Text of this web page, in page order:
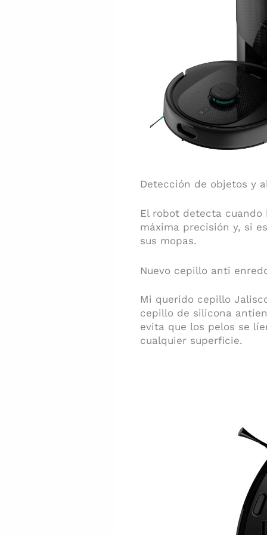
Detección de objetos y
El robot detecta
máxima precisión y, si
sus mopas.
Nuevo cepillo anti
Mi querido cepillo
cepillo de silicona
evita que los pelos se
cualquier superficie.